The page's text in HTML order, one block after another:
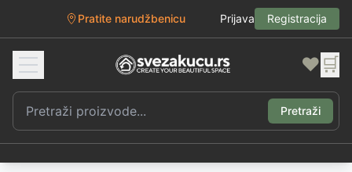
Pratite narudžbenicu Prijava Registracija
❤️ 🛒
Pretraži